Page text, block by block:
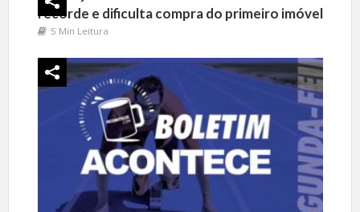
recorde e dificulta compra do primeiro imóvel
5 Min Leitura